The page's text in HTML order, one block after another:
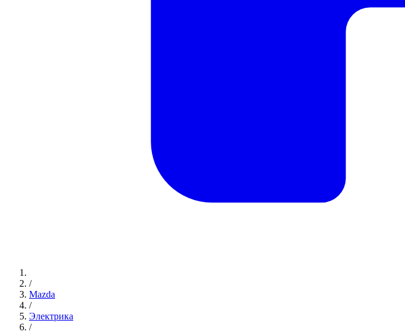
/
Mazda
/
Электрика
/